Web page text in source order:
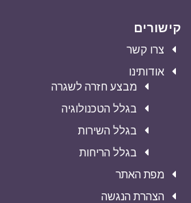
קישורים
צרו קשר
אודותינו
מבצע חזרה לשגרה
בגלל הטכנולוגיה
בגלל השירות
בגלל הריחות
מפת האתר
הצהרת הנגשה